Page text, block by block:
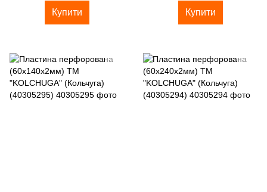
Купити Купити